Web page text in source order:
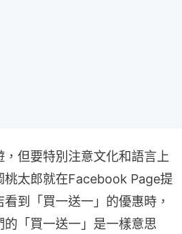
但要特別注意文化和語言上
桃太郎就在Facebook Page提
到「買一送一」的優惠時，
「買一送一」是一樣意思